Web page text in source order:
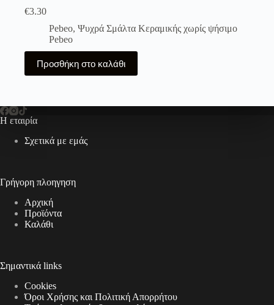
€3.30
Pebeo, Ψυχρά Σμάλτα Κεραμικής χωρίς ψήσιμο
Pebeo
Προσθήκη στο καλάθι
Η εταιρία
Σχετικά με εμάς
Γρήγορη πλοηγηση
Αρχική
Προϊόντα
Καλάθι
Σημαντικά links
Cookies
Όροι Χρήσης και Πολιτική Απορρήτου